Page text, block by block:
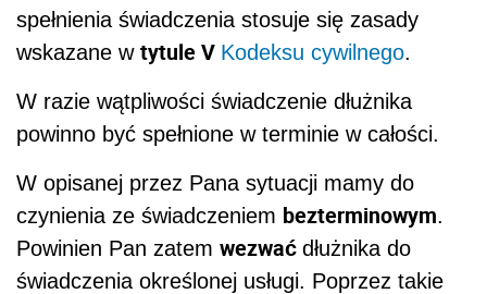
spełnienia świadczenia stosuje się zasady
wskazane w tytule V Kodeksu cywilnego.
W razie wątpliwości świadczenie dłużnika
powinno być spełnione w terminie w całości.
W opisanej przez Pana sytuacji mamy do
czynienia ze świadczeniem bezterminowym.
Powinien Pan zatem wezwać dłużnika do
świadczenia określonej usługi. Poprzez takie